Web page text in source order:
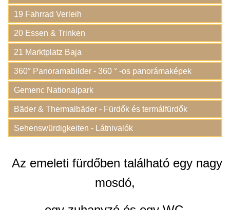
19 Fahrrad Verleih
20 Essen & Trinken
21 Marktplatz Baja
360° Panoramabilder - 360 ° -os panorámaképek
Gemenc Nationalpark
Bäder & Thermalbäder - Fürdők és termálfürdők
Sehenswürdigkeiten - Látnivalók
Az emeleti fürdőben található egy nagy
mosdó,